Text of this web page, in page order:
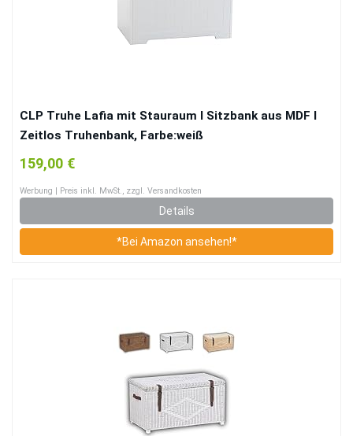
CLP Truhe Lafia mit Stauraum I Sitzbank aus MDF I
Zeitlos Truhenbank, Farbe:weiß
159,00 €
Werbung | Preis inkl. MwSt., zzgl. Versandkosten
Details
*Bei Amazon ansehen!*